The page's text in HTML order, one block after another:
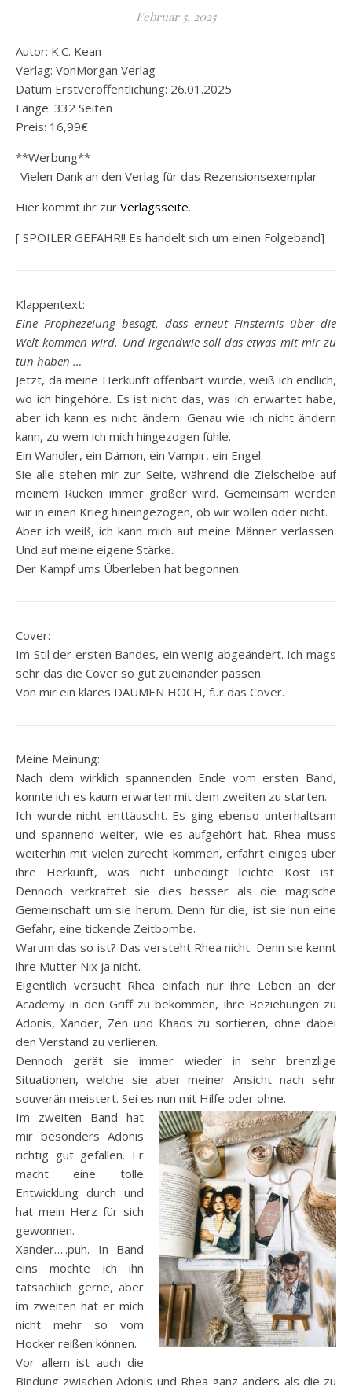
Februar 5, 2025
Autor: K.C. Kean
Verlag: VonMorgan Verlag
Datum Erstveröffentlichung: 26.01.2025
Länge: 332 Seiten
Preis: 16,99€
**Werbung**
-Vielen Dank an den Verlag für das Rezensionsexemplar-
Hier kommt ihr zur Verlagsseite.
[ SPOILER GEFAHR!! Es handelt sich um einen Folgeband]
Klappentext:
Eine Prophezeiung besagt, dass erneut Finsternis über die
Welt kommen wird. Und irgendwie soll das etwas mit mir zu
tun haben …
Jetzt, da meine Herkunft offenbart wurde, weiß ich endlich,
wo ich hingehöre. Es ist nicht das, was ich erwartet habe,
aber ich kann es nicht ändern. Genau wie ich nicht ändern
kann, zu wem ich mich hingezogen fühle.
Ein Wandler, ein Dämon, ein Vampir, ein Engel.
Sie alle stehen mir zur Seite, während die Zielscheibe auf
meinem Rücken immer größer wird. Gemeinsam werden
wir in einen Krieg hineingezogen, ob wir wollen oder nicht.
Aber ich weiß, ich kann mich auf meine Männer verlassen.
Und auf meine eigene Stärke.
Der Kampf ums Überleben hat begonnen.
Cover:
Im Stil der ersten Bandes, ein wenig abgeändert. Ich mags
sehr das die Cover so gut zueinander passen.
Von mir ein klares DAUMEN HOCH, für das Cover.
Meine Meinung:
Nach dem wirklich spannenden Ende vom ersten Band,
konnte ich es kaum erwarten mit dem zweiten zu starten.
Ich wurde nicht enttäuscht. Es ging ebenso unterhaltsam
und spannend weiter, wie es aufgehört hat. Rhea muss
weiterhin mit vielen zurecht kommen, erfährt einiges über
ihre Herkunft, was nicht unbedingt leichte Kost ist.
Dennoch verkraftet sie dies besser als die magische
Gemeinschaft um sie herum. Denn für die, ist sie nun eine
Gefahr, eine tickende Zeitbombe.
Warum das so ist? Das versteht Rhea nicht. Denn sie kennt
ihre Mutter Nix ja nicht.
Eigentlich versucht Rhea einfach nur ihre Leben an der
Academy in den Griff zu bekommen, ihre Beziehungen zu
Adonis, Xander, Zen und Khaos zu sortieren, ohne dabei
den Verstand zu verlieren.
Dennoch gerät sie immer wieder in sehr brenzlige
Situationen, welche sie aber meiner Ansicht nach sehr
souverän meistert. Sei es nun mit Hilfe oder ohne.
Im zweiten Band hat
mir besonders Adonis
richtig gut gefallen. Er
macht eine tolle
Entwicklung durch und
hat mein Herz für sich
gewonnen.
Xander…..puh. In Band
eins mochte ich ihn
tatsächlich gerne, aber
im zweiten hat er mich
nicht mehr so vom
Hocker reißen können.
Vor allem ist auch die
Bindung zwischen Adonis und Rhea ganz anders als die zu